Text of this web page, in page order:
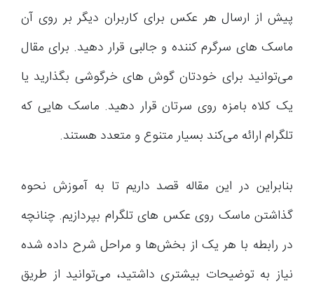
پیش از ارسال هر عکس برای کاربران دیگر بر روی آن
ماسک های سرگرم کننده و جالبی قرار دهید. برای مقال
می‌توانید برای خودتان گوش های خرگوشی بگذارید یا
یک کلاه بامزه روی سرتان قرار دهید. ماسک هایی که
تلگرام ارائه می‌کند بسیار متنوع و متعدد هستند.
بنابراین در این مقاله قصد داریم تا به آموزش نحوه
گذاشتن ماسک روی عکس های تلگرام بپردازیم. چنانچه
در رابطه با هر یک از بخش‌ها و مراحل شرح داده شده
نیاز به توضیحات بیشتری داشتید، می‌توانید از طریق